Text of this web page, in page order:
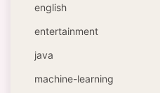
english
entertainment
java
machine-learning